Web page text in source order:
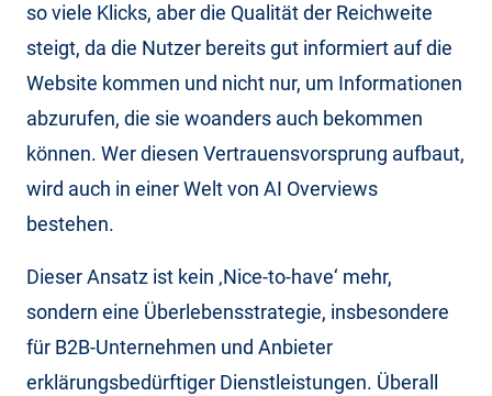
so viele Klicks, aber die Qualität der Reichweite
steigt, da die Nutzer bereits gut informiert auf die
Website kommen und nicht nur, um Informationen
abzurufen, die sie woanders auch bekommen
können. Wer diesen Vertrauensvorsprung aufbaut,
wird auch in einer Welt von AI Overviews
bestehen.
Dieser Ansatz ist kein ‚Nice-to-have‘ mehr,
sondern eine Überlebensstrategie, insbesondere
für B2B-Unternehmen und Anbieter
erklärungsbedürftiger Dienstleistungen. Überall